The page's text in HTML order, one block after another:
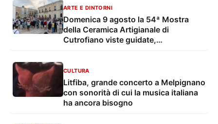
ARTE E DINTORNI
Domenica 9 agosto la 54ª Mostra
della Ceramica Artigianale di
Cutrofiano viste guidate,
CULTURA
Litfiba, grande concerto a Melpignano
con sonorità di cui la musica italiana
ha ancora bisogno